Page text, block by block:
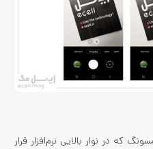
که در نوار بالایی نرم‌افزار قرار